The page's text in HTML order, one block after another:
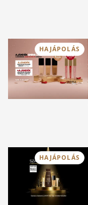
HAJÁPOLÁS
HAJÁPOLÁS